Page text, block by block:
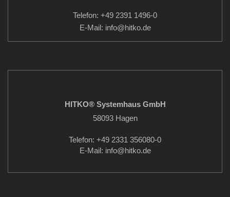
Telefon: +49 2391 1496-0
E-Mail: info@hitko.de
HITKO® Systemhaus GmbH
58093 Hagen
Telefon: +49 2331 356080-0
E-Mail: info@hitko.de